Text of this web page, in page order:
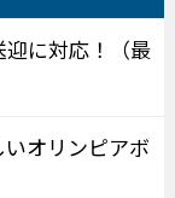
迎に対応！（最
オリンピアボ